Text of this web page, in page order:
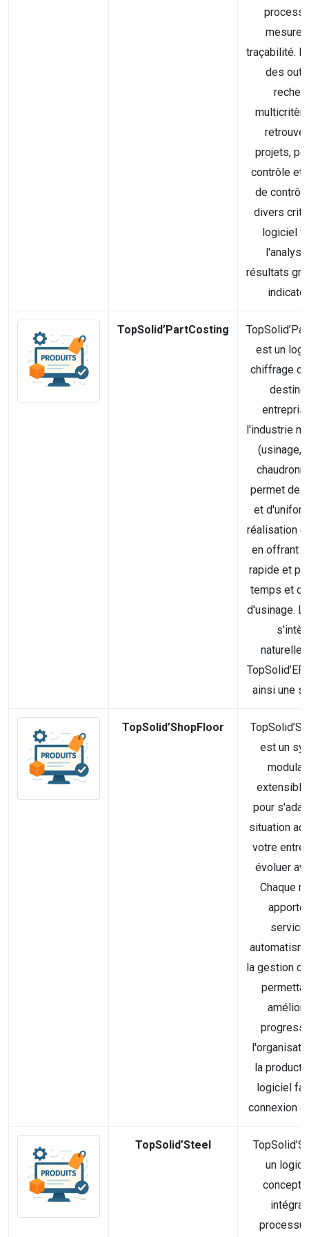
mesure
traçabilité. Il
des
projets,
contrôle et
de
divers
logiciel
résultats
TopSolid’PartCosting
est un
chiffrage
destiné
l'industrie
(usinage,
permet de
et
réalisation
en offrant
rapide et
temps et
d'usinage.
ainsi une
TopSolid’ShopFloor
est un
extensible
pour
situation
votre
évoluer
Chaque
apporte
la gestion
la
logiciel
connexion
TopSolid’Steel
un